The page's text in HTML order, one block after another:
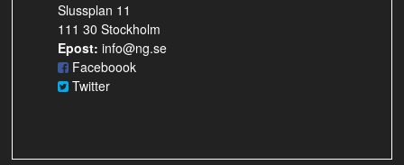
Slussplan 11
111 30 Stockholm
Epost: info@ng.se
Faceboook
Twitter